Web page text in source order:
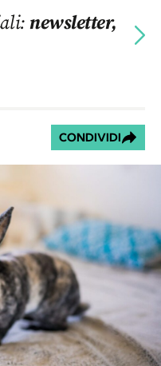
newsletter,
CONDIVIDI